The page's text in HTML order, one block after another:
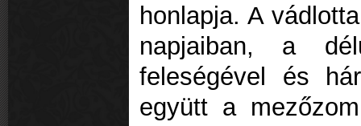
honlapja. A
napjaiban, a
feleségével és
együtt a